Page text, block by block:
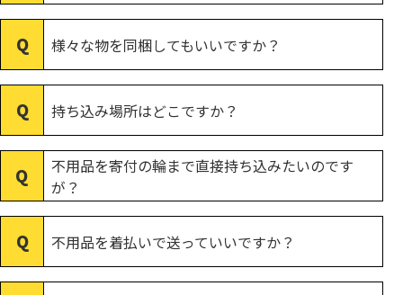
様々な物を同梱してもいいですか？
持ち込み場所はどこですか？
不用品を寄付の輪まで直接持ち込みたいのです
が？
不用品を着払いで送っていいですか？